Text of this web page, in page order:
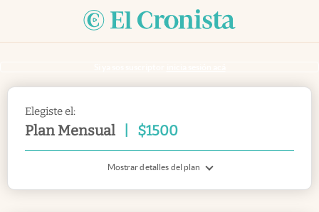
Elegiste el:
Plan Mensual $1500
Mostrar detalles del plan